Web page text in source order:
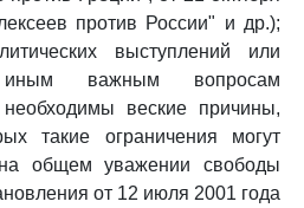
против России" и др.);
выступлений или
важным вопросам
веские причины,
такие ограничения могут
на общем уважении свободы
от 12 июля 2001 года